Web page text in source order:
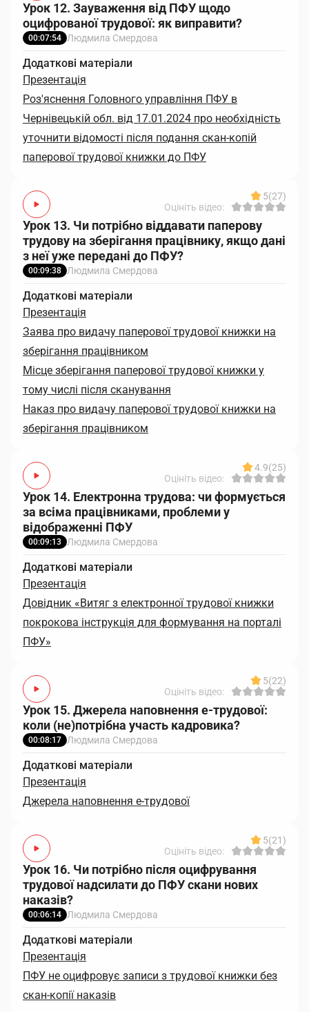
Урок 12. Зауваження від ПФУ щодо
оцифрованої трудової: як виправити?
00:07:54 Людмила Смердова
Додаткові матеріали
Презентація
Роз'яснення Головного управління ПФУ в
Чернівецькій обл. від 17.01.2024 про необхідність
уточнити відомості після подання скан-копій
паперової трудової книжки до ПФУ
5(27)
Оцініть відео:
Урок 13. Чи потрібно віддавати паперову
трудову на зберігання працівнику, якщо дані
з неї уже передані до ПФУ?
00:09:38 Людмила Смердова
Додаткові матеріали
Презентація
Заява про видачу паперової трудової книжки на
зберігання працівником
Місце зберігання паперової трудової книжки у
тому числі після сканування
Наказ про видачу паперової трудової книжки на
зберігання працівником
4.9(25)
Оцініть відео:
Урок 14. Електронна трудова: чи формується
за всіма працівниками, проблеми у
відображенні ПФУ
00:09:13 Людмила Смердова
Додаткові матеріали
Презентація
Довідник «Витяг з електронної трудової книжки
покрокова інструкція для формування на порталі
ПФУ»
5(22)
Оцініть відео:
Урок 15. Джерела наповнення е-трудової:
коли (не)потрібна участь кадровика?
00:08:17 Людмила Смердова
Додаткові матеріали
Презентація
Джерела наповнення е-трудової
5(21)
Оцініть відео:
Урок 16. Чи потрібно після оцифрування
трудової надсилати до ПФУ скани нових
наказів?
00:06:14 Людмила Смердова
Додаткові матеріали
Презентація
ПФУ не оцифровує записи з трудової книжки без
скан-копії наказів